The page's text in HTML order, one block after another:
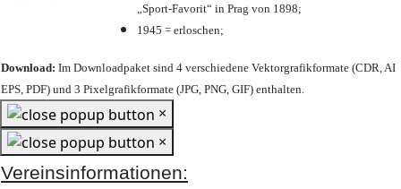
„Sport-Favorit“ in Prag von 1898;
1945 = erloschen;
Download: Im Downloadpaket sind 4 verschiedene Vektorgrafikformate (CDR, AI
EPS, PDF) und 3 Pixelgrafikformate (JPG, PNG, GIF) enthalten.
×
×
Vereinsinformationen: